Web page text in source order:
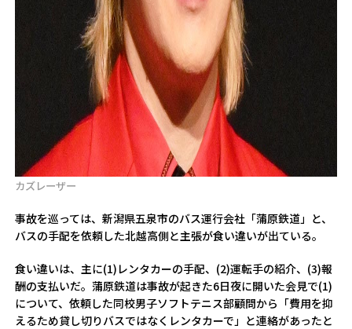
カズレーザー
事故を巡っては、新潟県五泉市のバス運行会社「蒲原鉄道」と、
バスの手配を依頼した北越高側と主張が食い違いが出ている。
食い違いは、主に(1)レンタカーの手配、(2)運転手の紹介、(3)報
酬の支払いだ。蒲原鉄道は事故が起きた6日夜に開いた会見で(1)
について、依頼した同校男子ソフトテニス部顧問から「費用を抑
えるため貸し切りバスではなくレンタカーで」と連絡があったと